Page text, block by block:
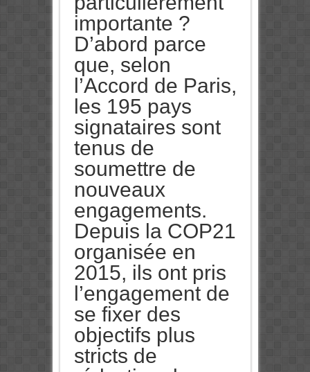
importante ?
D’abord parce
que, selon
l’Accord de Paris,
les 195 pays
signataires sont
tenus de
soumettre de
nouveaux
engagements.
Depuis la COP21
organisée en
2015, ils ont pris
l’engagement de
se fixer des
objectifs plus
stricts de